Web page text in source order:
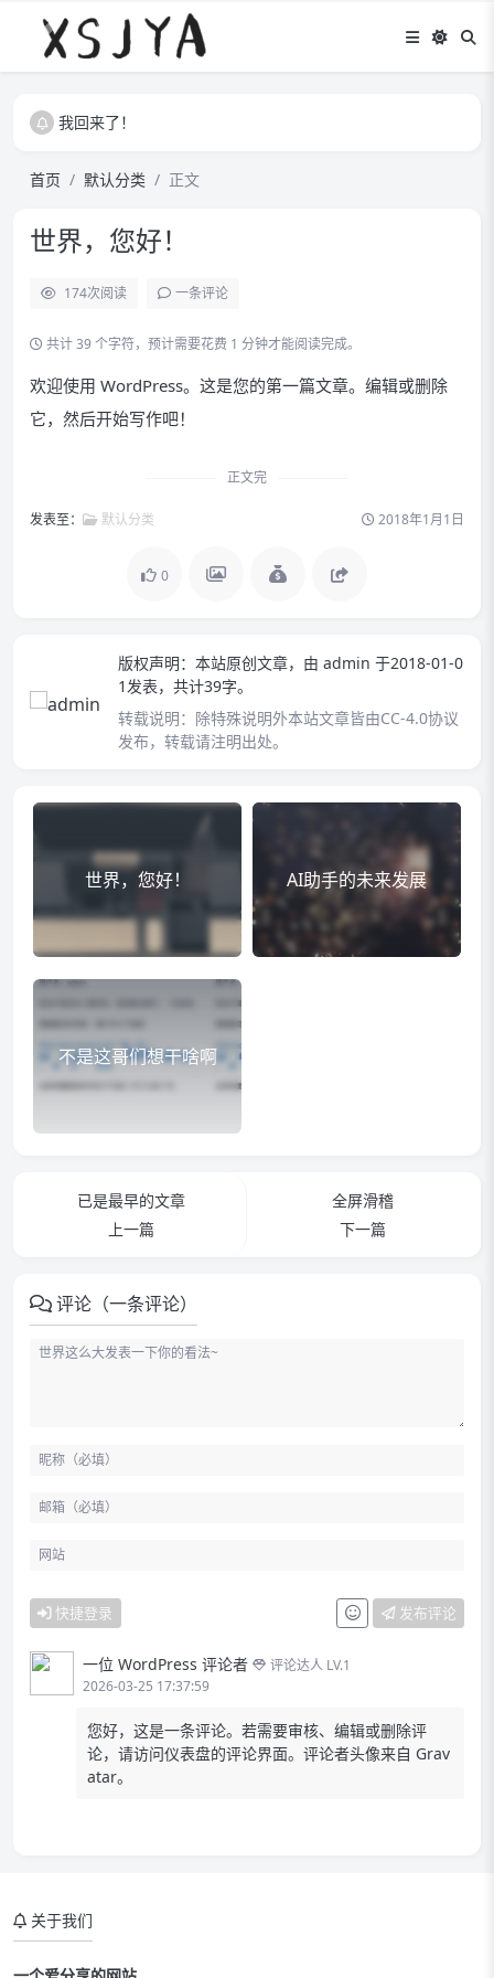
我回来了！
首页
默认分类 正文
世界，您好！
174次阅读 一条评论
共计 39 个字符，预计需要花费 1 分钟才能阅读完成。
欢迎使用 WordPress。这是您的第一篇文章。编辑或删除
它，然后开始写作吧！
正文完
发表至： 默认分类 2018年1月1日
0
版权声明： 本站原创文章，由 admin 于2018-01-0
1发表，共计39字。
转载说明： 除特殊说明外本站文章皆由CC-4.0协议
发布，转载请注明出处。
世界，您好！ AI助手的未来发展
不是这哥们想干啥啊
已是最早的文章
上一篇
全屏滑稽
下一篇
评论（一条评论）
快捷登录 发布评论
一位 WordPress 评论者
评论达人 LV.1
2026-03-25 17:37:59
您好，这是一条评论。若需要审核、编辑或删除评
论，请访问仪表盘的评论界面。评论者头像来自 Grav
atar。
关于我们